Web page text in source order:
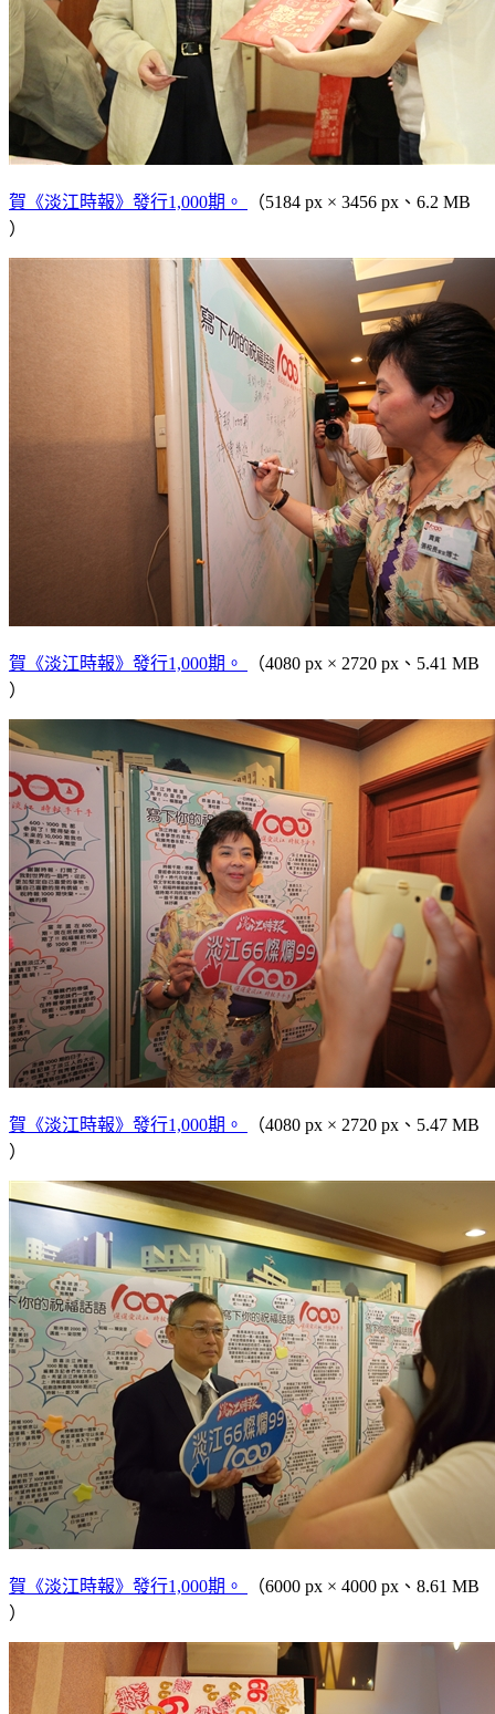
賀《淡江時報》發行1,000期。
（5184 px × 3456 px、6.2 MB
）
賀《淡江時報》發行1,000期。
（4080 px × 2720 px、5.41 MB
）
賀《淡江時報》發行1,000期。
（4080 px × 2720 px、5.47 MB
）
賀《淡江時報》發行1,000期。
（6000 px × 4000 px、8.61 MB
）